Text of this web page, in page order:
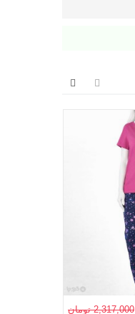
2,317,000 تومان